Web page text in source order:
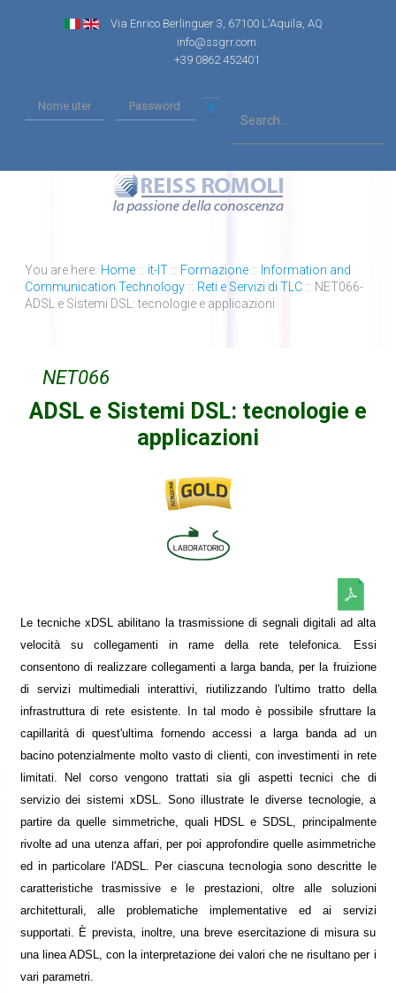
Via Enrico Berlinguer 3, 67100 L'Aquila, AQ
info@ssgrr.com
+39 0862 452401
You are here: Home :: it-IT :: Formazione :: Information and
Communication Technology :: Reti e Servizi di TLC :: NET066-
ADSL e Sistemi DSL: tecnologie e applicazioni
NET066
ADSL e Sistemi DSL: tecnologie e
applicazioni
Le tecniche xDSL abilitano la trasmissione di segnali digitali ad alta
velocità su collegamenti in rame della rete telefonica. Essi
consentono di realizzare collegamenti a larga banda, per la fruizione
di servizi multimediali interattivi, riutilizzando l'ultimo tratto della
infrastruttura di rete esistente. In tal modo è possibile sfruttare la
capillarità di quest'ultima fornendo accessi a larga banda ad un
bacino potenzialmente molto vasto di clienti, con investimenti in rete
limitati. Nel corso vengono trattati sia gli aspetti tecnici che di
servizio dei sistemi xDSL. Sono illustrate le diverse tecnologie, a
partire da quelle simmetriche, quali HDSL e SDSL, principalmente
rivolte ad una utenza affari, per poi approfondire quelle asimmetriche
ed in particolare l'ADSL. Per ciascuna tecnologia sono descritte le
caratteristiche trasmissive e le prestazioni, oltre alle soluzioni
architetturali, alle problematiche implementative ed ai servizi
supportati. È prevista, inoltre, una breve esercitazione di misura su
una linea ADSL, con la interpretazione dei valori che ne risultano per i
vari parametri.